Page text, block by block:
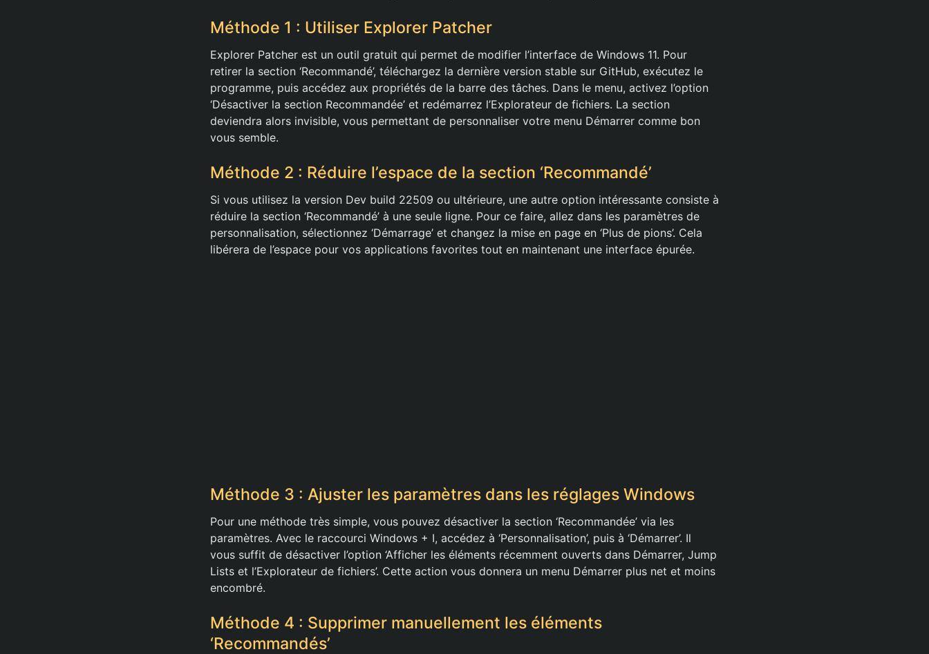
Méthode 1 : Utiliser Explorer Patcher
Explorer Patcher est un outil gratuit qui permet de modifier l’interface de Windows 11. Pour
retirer la section ‘Recommandé’, téléchargez la dernière version stable sur GitHub, exécutez le
programme, puis accédez aux propriétés de la barre des tâches. Dans le menu, activez l’option
‘Désactiver la section Recommandée’ et redémarrez l’Explorateur de fichiers. La section
deviendra alors invisible, vous permettant de personnaliser votre menu Démarrer comme bon
vous semble.
Méthode 2 : Réduire l’espace de la section ‘Recommandé’
Si vous utilisez la version Dev build 22509 ou ultérieure, une autre option intéressante consiste à
réduire la section ‘Recommandé’ à une seule ligne. Pour ce faire, allez dans les paramètres de
personnalisation, sélectionnez ‘Démarrage’ et changez la mise en page en ‘Plus de pions’. Cela
libérera de l’espace pour vos applications favorites tout en maintenant une interface épurée.
Méthode 3 : Ajuster les paramètres dans les réglages Windows
Pour une méthode très simple, vous pouvez désactiver la section ‘Recommandée’ via les
paramètres. Avec le raccourci Windows + I, accédez à ‘Personnalisation’, puis à ‘Démarrer’. Il
vous suffit de désactiver l’option ‘Afficher les éléments récemment ouverts dans Démarrer, Jump
Lists et l’Explorateur de fichiers’. Cette action vous donnera un menu Démarrer plus net et moins
encombré.
Méthode 4 : Supprimer manuellement les éléments
‘Recommandés’